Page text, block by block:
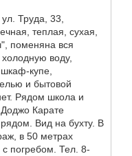
Труда, 33,
теплая, сухая,
поменяна вся
холодную воду,
купе,
и бытовой
Рядом школа и
Карате
Вид на бухту. В
в 50 метрах
погребом. Тел. 8-